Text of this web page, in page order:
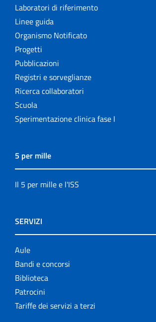
Laboratori di riferimento
Linee guida
Organismo Notificato
Progetti
Pubblicazioni
Registri e sorveglianze
Ricerca collaboratori
Scuola
Sperimentazione clinica fase I
5 per mille
Il 5 per mille e l'ISS
SERVIZI
Aule
Bandi e concorsi
Biblioteca
Patrocini
Tariffe dei servizi a terzi